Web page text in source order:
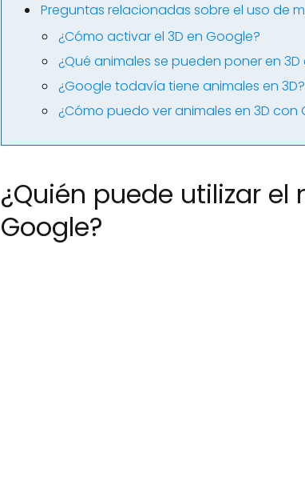
Preguntas relacionadas sobre el uso de
¿Cómo activar el 3D en Google?
¿Qué animales se pueden poner en
¿Google todavía tiene animales en 3D?
¿Cómo puedo ver animales en 3D con
¿Quién puede utilizar
Google?